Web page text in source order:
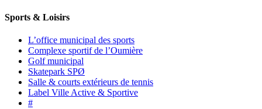
Sports & Loisirs
L’office municipal des sports
Complexe sportif de l’Oumière
Golf municipal
Skatepark SPØ
Salle & courts extérieurs de tennis
Label Ville Active & Sportive
#